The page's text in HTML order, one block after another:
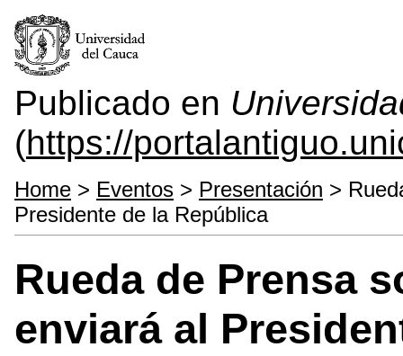
Publicado en
(https://
Home > Eventos > Presentación >
Presidente de la República
Rueda de Prensa
enviará al